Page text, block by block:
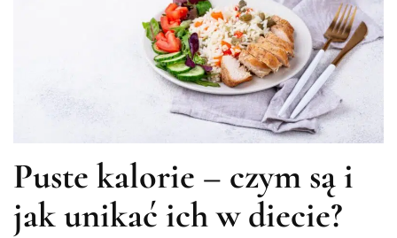
Puste kalorie – czym są i
jak unikać ich w diecie?